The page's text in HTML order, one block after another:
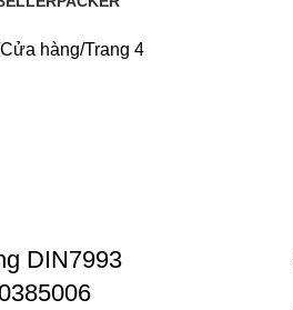
Cửa hàng Trang 4
DIN7993